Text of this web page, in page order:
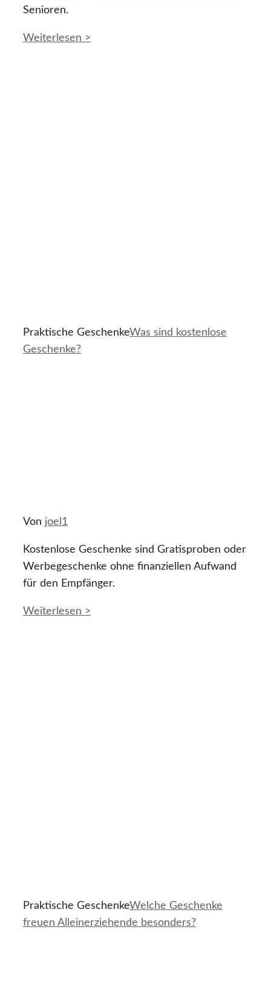
Senioren.
Weiterlesen >
Praktische GeschenkeWas sind kostenlose
Geschenke?
Von joel1
Kostenlose Geschenke sind Gratisproben oder
Werbegeschenke ohne finanziellen Aufwand
für den Empfänger.
Weiterlesen >
Praktische GeschenkeWelche Geschenke
freuen Alleinerziehende besonders?